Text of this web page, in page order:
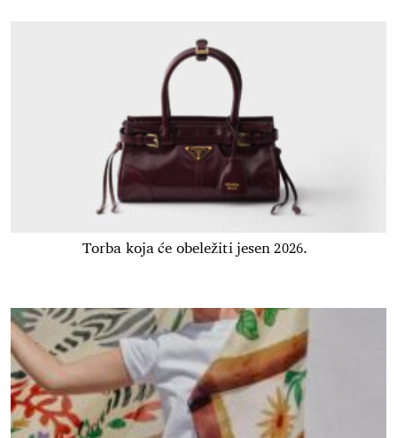
Torba koja će obeležiti jesen 2026.